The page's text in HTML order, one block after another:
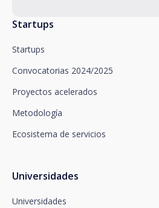
Startups
Startups
Convocatorias 2024/2025
Proyectos acelerados
Metodología
Ecosistema de servicios
Universidades
Universidades
Santalucía le informa que puede
oposición, limitación del
así como oponerse al
mediante un escrito, que deberá
Departamento de Privacidad o
Newsletter Impulsa.
dpo@santalucía.es
reclamación ante la Autoridad